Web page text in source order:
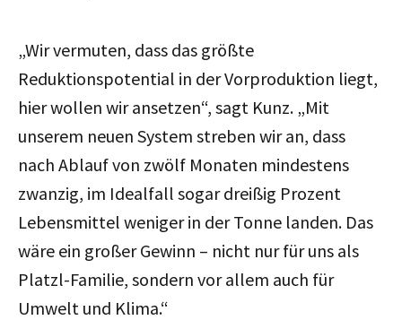
„Wir vermuten, dass das größte
Reduktionspotential in der Vorproduktion liegt,
hier wollen wir ansetzen“, sagt Kunz. „Mit
unserem neuen System streben wir an, dass
nach Ablauf von zwölf Monaten mindestens
zwanzig, im Idealfall sogar dreißig Prozent
Lebensmittel weniger in der Tonne landen. Das
wäre ein großer Gewinn – nicht nur für uns als
Platzl-Familie, sondern vor allem auch für
Umwelt und Klima.“